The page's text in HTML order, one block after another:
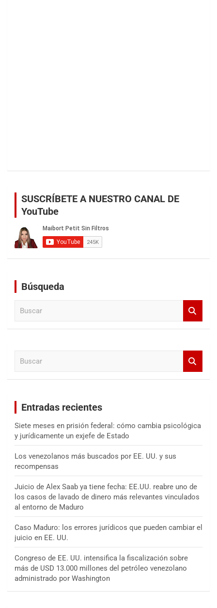
SUSCRÍBETE A NUESTRO CANAL DE
YouTube
Búsqueda
Entradas recientes
Siete meses en prisión federal: cómo cambia psicológica
y jurídicamente un exjefe de Estado
Los venezolanos más buscados por EE. UU. y sus
recompensas
Juicio de Alex Saab ya tiene fecha: EE.UU. reabre uno de
los casos de lavado de dinero más relevantes vinculados
al entorno de Maduro
Caso Maduro: los errores jurídicos que pueden cambiar el
juicio en EE. UU.
Congreso de EE. UU. intensifica la fiscalización sobre
más de USD 13.000 millones del petróleo venezolano
administrado por Washington